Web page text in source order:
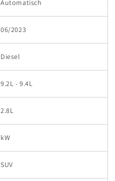
Automatisch
06/2023
Diesel
9.2L - 9.4L
2.8L
kW
SUV